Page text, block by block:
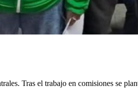
Tras el trabajo en comisiones se